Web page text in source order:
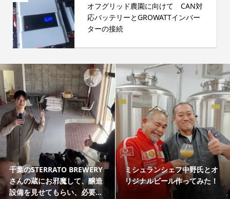
オフグリッド農園に向けて CAN対
応バッテリーとGROWATTインバー
ターの接続
千葉のSTERRATO BREWERY
さんの蔵にお邪魔して、醸造
設備を見せてもらい、必要...
ミシュランシェフ中野氏とオ
リジナルビール作ってみた！